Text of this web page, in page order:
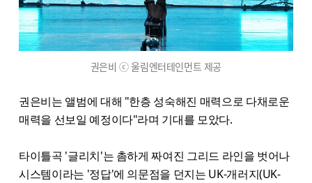
권은비 ⓒ 울림엔터테인먼트 제공
권은비는 앨범에 대해 "한층 성숙해진 매력으로 다채로운
매력을 선보일 예정이다"라며 기대를 모았다.
타이틀곡 '글리치'는 촘하게 짜여진 그리드 라인을 벗어나
시스템이라는 '정답'에 의문점을 던지는 UK-개러지(UK-